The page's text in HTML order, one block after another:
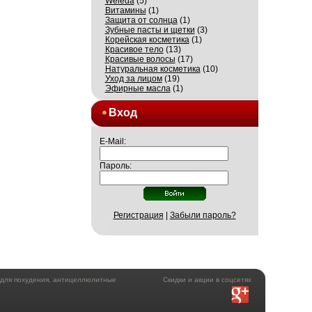
Витамины (1)
Защита от солнца(1)
Зубные пасты и щетки (3)
Корейская косметика(1)
Красивое тело(13)
Красивые волосы (17)
Натуральная косметика(10)
Уход за лицом(19)
Эфирные масла(1)
Вход
E-Mail:
Пароль:
Регистрация Забыли пароль?
Скидки и акции в соцсетях
похудения, антицеллюлитные